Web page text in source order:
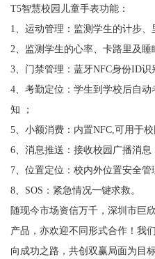
T5智慧校园儿童手表功能：
1、运动管理：监测学生的计步、
2、监测学生的心率、卡路里及睡
3、门禁管理：蓝牙NFC身份ID识
4、考勤定位：学生到学校后自
知 ；
5、小额消费：内置NFC,可用于校
6、消息推送：接收校园广播消息
7、位置定位：校内外位置安全管
8、SOS：紧急情况一键求救。
随现今市场资信万千，深圳市巨
产品，亦欢迎不同形式合作！我
向成功之路，共创双赢局面为目标